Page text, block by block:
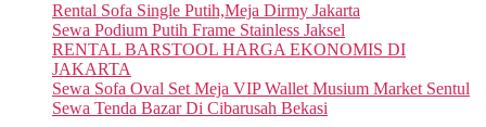
Rental Sofa Single Putih,Meja Dirmy Jakarta
Sewa Podium Putih Frame Stainless Jaksel
RENTAL BARSTOOL HARGA EKONOMIS DI
JAKARTA
Sewa Sofa Oval Set Meja VIP Wallet Musium Market Sentul
Sewa Tenda Bazar Di Cibarusah Bekasi